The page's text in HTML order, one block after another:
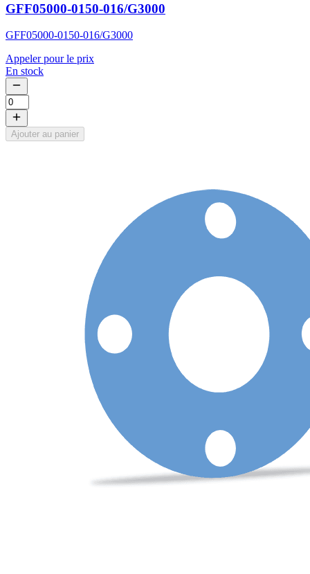
GFF05000-0150-016/G3000
GFF05000-0150-016/G3000
Appeler pour le prix
En stock
Ajouter au panier